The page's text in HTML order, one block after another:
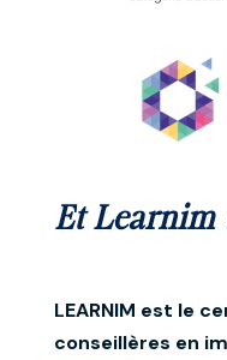
Et Learnim
LEARNIM est le
conseillères en